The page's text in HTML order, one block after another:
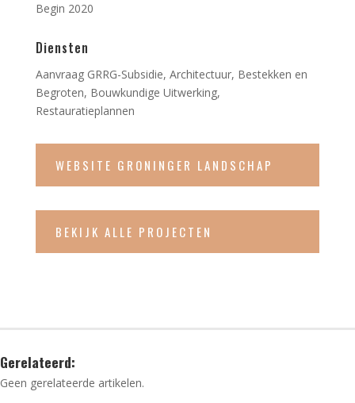
Begin 2020
Diensten
Aanvraag GRRG-Subsidie, Architectuur, Bestekken en
Begroten, Bouwkundige Uitwerking,
Restauratieplannen
WEBSITE GRONINGER LANDSCHAP
BEKIJK ALLE PROJECTEN
Gerelateerd:
Geen gerelateerde artikelen.